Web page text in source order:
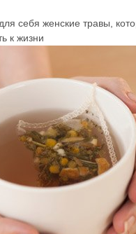
себя женские травы,
к жизни